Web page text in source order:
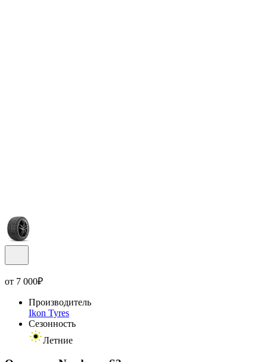
от 7 000₽
Производитель
Ikon Tyres
Сезонность
Летние